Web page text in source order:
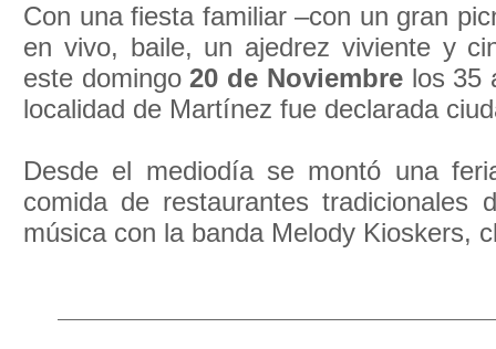
Con una fiesta familiar –con un gran
en vivo, baile, un ajedrez viviente y
este domingo20 de Noviembrelos 35
localidad de Martínez fue declarada
Desde el mediodía se montó una
comida de restaurantes tradicionales
música con la banda Melody Kioskers,